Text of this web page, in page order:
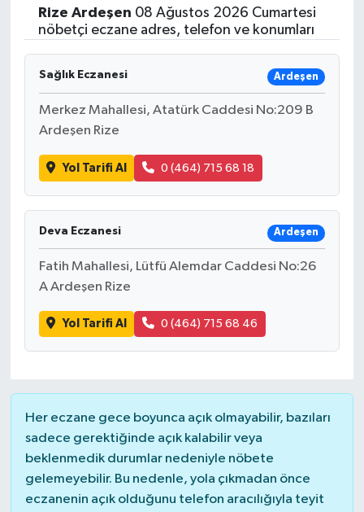
Rize Ardeşen 08 Ağustos 2026 Cumartesi
nöbetçi eczane adres, telefon ve konumları
Sağlık Eczanesi Ardeşen
Merkez Mahallesi, Atatürk Caddesi No:209 B
Ardeşen Rize
Yol Tarifi Al 0 (464) 715 68 18
Deva Eczanesi Ardeşen
Fatih Mahallesi, Lütfü Alemdar Caddesi No:26
A Ardeşen Rize
Yol Tarifi Al 0 (464) 715 68 46
Her eczane gece boyunca açık olmayabilir, bazıları
sadece gerektiğinde açık kalabilir veya
beklenmedik durumlar nedeniyle nöbete
gelemeyebilir. Bu nedenle, yola çıkmadan önce
eczanenin açık olduğunu telefon aracılığıyla teyit